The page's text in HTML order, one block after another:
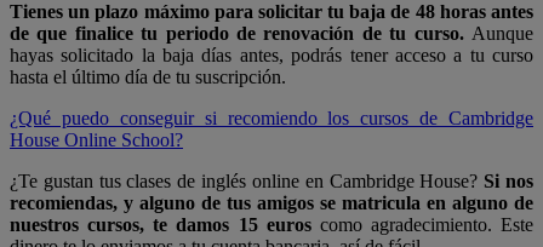
Tienes un plazo máximo para solicitar tu baja de 48 horas antes
de que finalice tu periodo de renovación de tu curso.Aunque
hayas solicitado la baja días antes, podrás tener acceso a tu curso
hasta el último día de tu suscripción.
¿Qué puedo conseguir si recomiendo los cursos de Cambridge
House Online School?
¿Te gustan tus clases de inglés online en Cambridge House? Si nos
recomiendas, y alguno de tus amigos se matricula en alguno de
nuestros cursos, te damos 15 euroscomo agradecimiento. Este